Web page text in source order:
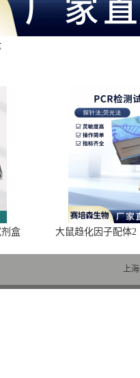
盒 大鼠趋化因子配体2
上